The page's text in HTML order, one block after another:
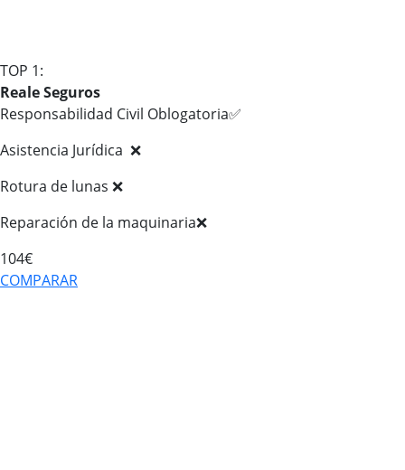
TOP 1:
Reale Seguros
Responsabilidad Civil Oblogatoria✅
Asistencia Jurídica ❌
Rotura de lunas ❌
Reparación de la maquinaria❌
104€
COMPARAR